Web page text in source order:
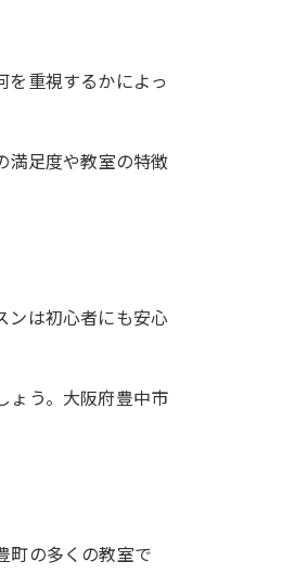
を重視するかによっ
満足度や教室の特徴
ンは初心者にも安心
ょう。大阪府豊中市
町の多くの教室で